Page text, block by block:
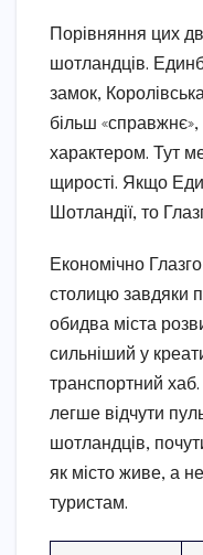
Порівняння цих
шотландців.
замок,
більш
характером. Тут
щирості. Якщо
Шотландії, то
Економічно
столицю завдяки
обидва міста
сильніший у
транспортний хаб.
легше відчути
шотландців,
як місто живе, а
туристам.